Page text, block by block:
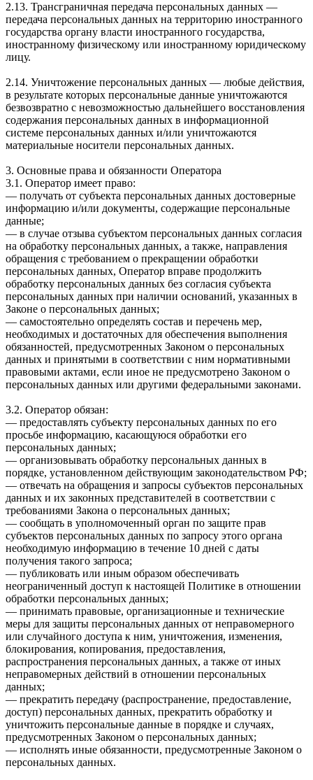
2.13. Трансграничная передача персональных данных —
передача персональных данных на территорию иностранного
государства органу власти иностранного государства,
иностранному физическому или иностранному юридическому
лицу.
2.14. Уничтожение персональных данных — любые действия,
в результате которых персональные данные уничтожаются
безвозвратно с невозможностью дальнейшего восстановления
содержания персональных данных в информационной
системе персональных данных и/или уничтожаются
материальные носители персональных данных.
3. Основные права и обязанности Оператора
3.1. Оператор имеет право:
— получать от субъекта персональных данных достоверные
информацию и/или документы, содержащие персональные
данные;
— в случае отзыва субъектом персональных данных согласия
на обработку персональных данных, а также, направления
обращения с требованием о прекращении обработки
персональных данных, Оператор вправе продолжить
обработку персональных данных без согласия субъекта
персональных данных при наличии оснований, указанных в
Законе о персональных данных;
— самостоятельно определять состав и перечень мер,
необходимых и достаточных для обеспечения выполнения
обязанностей, предусмотренных Законом о персональных
данных и принятыми в соответствии с ним нормативными
правовыми актами, если иное не предусмотрено Законом о
персональных данных или другими федеральными законами.
3.2. Оператор обязан:
— предоставлять субъекту персональных данных по его
просьбе информацию, касающуюся обработки его
персональных данных;
— организовывать обработку персональных данных в
порядке, установленном действующим законодательством РФ;
— отвечать на обращения и запросы субъектов персональных
данных и их законных представителей в соответствии с
требованиями Закона о персональных данных;
— сообщать в уполномоченный орган по защите прав
субъектов персональных данных по запросу этого органа
необходимую информацию в течение 10 дней с даты
получения такого запроса;
— публиковать или иным образом обеспечивать
неограниченный доступ к настоящей Политике в отношении
обработки персональных данных;
— принимать правовые, организационные и технические
меры для защиты персональных данных от неправомерного
или случайного доступа к ним, уничтожения, изменения,
блокирования, копирования, предоставления,
распространения персональных данных, а также от иных
неправомерных действий в отношении персональных
данных;
— прекратить передачу (распространение, предоставление,
доступ) персональных данных, прекратить обработку и
уничтожить персональные данные в порядке и случаях,
предусмотренных Законом о персональных данных;
— исполнять иные обязанности, предусмотренные Законом о
персональных данных.